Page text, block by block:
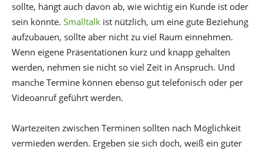
sollte, hängt auch davon ab, wie wichtig ein Kunde ist oder
sein könnte. Smalltalk ist nützlich, um eine gute Beziehung
aufzubauen, sollte aber nicht zu viel Raum einnehmen.
Wenn eigene Präsentationen kurz und knapp gehalten
werden, nehmen sie nicht so viel Zeit in Anspruch. Und
manche Termine können ebenso gut telefonisch oder per
Videoanruf geführt werden.
Wartezeiten zwischen Terminen sollten nach Möglichkeit
vermieden werden. Ergeben sie sich doch, weiß ein guter